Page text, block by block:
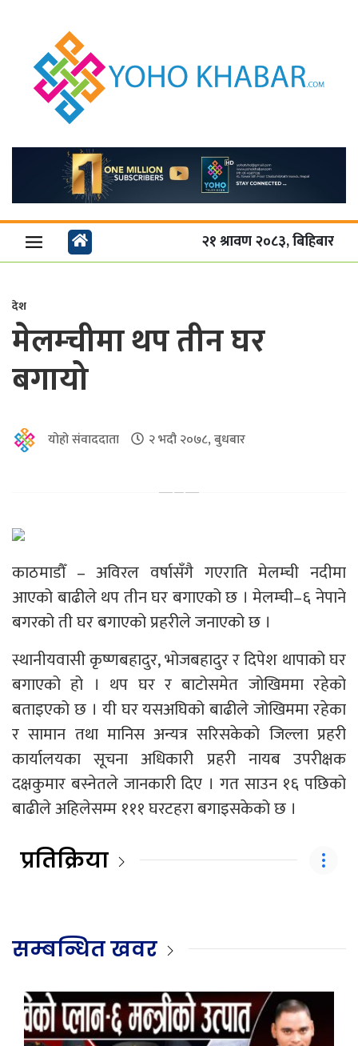
२१ श्रावण २०८३, बिहिबार
देश
मेलम्चीमा थप तीन घर
बगायो
योहो संवाददाता २ भदौ २०७८, बुधबार
काठमाडौँ – अविरल वर्षासँगै गएराति मेलम्ची नदीमा
आएको बाढीले थप तीन घर बगाएको छ । मेलम्ची–६ नेपाने
बगरको ती घर बगाएको प्रहरीले जनाएको छ ।
स्थानीयवासी कृष्णबहादुर, भोजबहादुर र दिपेश थापाको घर
बगाएको हो । थप घर र बाटोसमेत जोखिममा रहेको
बताइएको छ । यी घर यसअघिको बाढीले जोखिममा रहेका
र सामान तथा मानिस अन्यत्र सरिसकेको जिल्ला प्रहरी
कार्यालयका सूचना अधिकारी प्रहरी नायब उपरीक्षक
दक्षकुमार बस्नेतले जानकारी दिए । गत साउन १६ पछिको
बाढीले अहिलेसम्म १११ घरटहरा बगाइसकेको छ ।
प्रतिक्रिया
सम्बन्धित खवर